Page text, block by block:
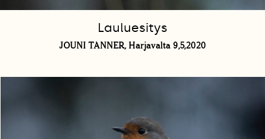
Lauluesitys
JOUNI TANNER, Harjavalta 9,5,2020